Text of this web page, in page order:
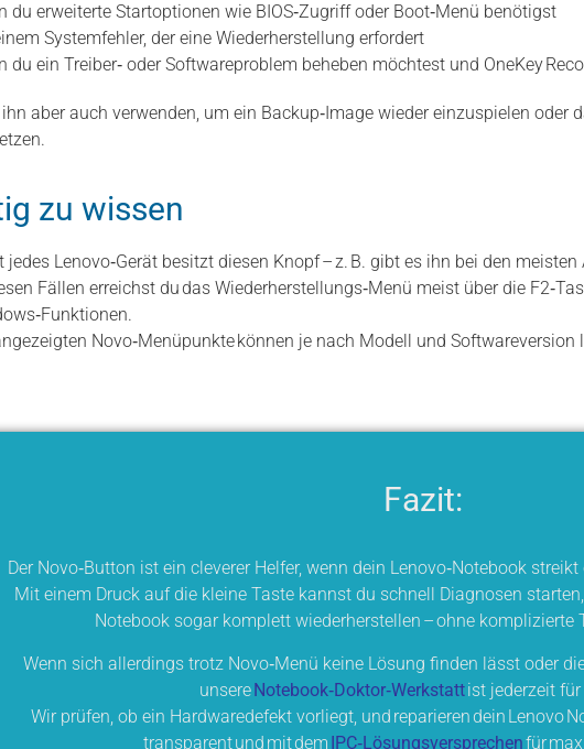
du erweiterte Startoptionen wie BIOS‑Zugriff oder Boot‑Menü benötigst
Systemfehler, der eine Wiederherstellung erfordert
du ein Treiber‑ oder Softwareproblem beheben möchtest und OneKey
aber auch verwenden, um ein Backup‑Image wieder einzuspielen oder
zu wissen
jedes Lenovo‑Gerät besitzt diesen Knopf – z. B. gibt es ihn bei den meisten
Fällen erreichst du das Wiederherstellungs‑Menü meist über die
Novo‑Menüpunkte können je nach Modell und Softwareversion
Fazit:
Der Novo‑Button ist ein cleverer Helfer, wenn dein Lenovo‑Notebook
Mit einem Druck auf die kleine Taste kannst du schnell Diagnosen
Notebook sogar komplett wiederherstellen – ohne komplizierte
Wenn sich allerdings trotz Novo‑Menü keine Lösung finden lässt oder
unsereNotebook‑Doktor‑Werkstattist jederzeit
Wir prüfen, ob ein Hardwaredefekt vorliegt, und reparieren dein Lenovo
transparent und mit dem IPC‑Lösungsversprechenfür